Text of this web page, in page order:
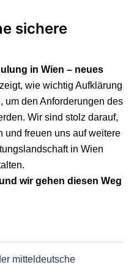
sichere
in Wien – neues
wie wichtig Aufklärung
um den Anforderungen des
Wir sind stolz darauf,
und freuen uns auf weitere
in Wien
wir gehen diesen Weg
mitteldeutsche